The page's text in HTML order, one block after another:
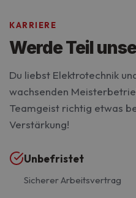
KARRIERE
Werde Teil
Du liebst Elektrotechnik
wachsenden
Teamgeist richtig etwas
Verstärkung!
Unbefristet
Sicherer Arbeitsvertrag